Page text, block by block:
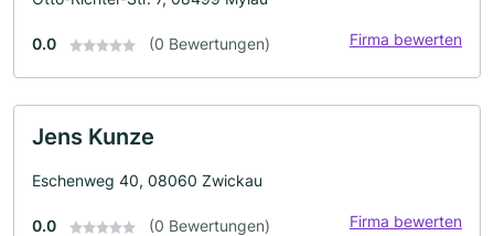
0.0 (0 Bewertungen) Firma bewerten
Jens Kunze
Eschenweg 40, 08060 Zwickau
0.0 (0 Bewertungen) Firma bewerten